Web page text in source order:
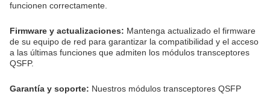
funcionen correctamente.
Firmware y actualizaciones: Mantenga actualizado el firmware
de su equipo de red para garantizar la compatibilidad y el acceso
a las últimas funciones que admiten los módulos transceptores
QSFP.
Garantía y soporte: Nuestros módulos transceptores QSFP